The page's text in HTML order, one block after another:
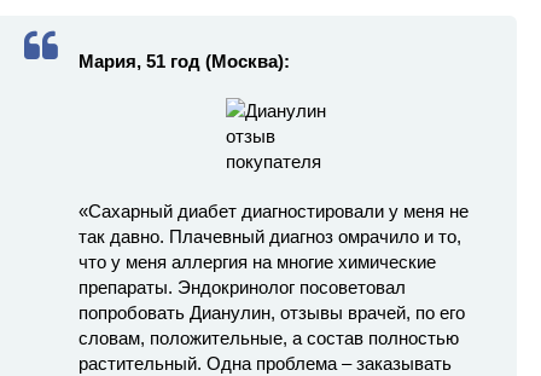
Мария, 51 год (Москва):
«Сахарный диабет диагностировали у меня не
так давно. Плачевный диагноз омрачило и то,
что у меня аллергия на многие химические
препараты. Эндокринолог посоветовал
попробовать Дианулин, отзывы врачей, по его
словам, положительные, а состав полностью
растительный. Одна проблема – заказывать